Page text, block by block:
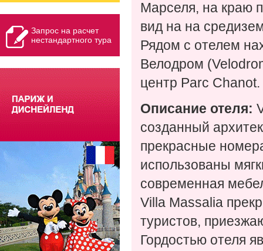
Запрос на расчет
нестандартного тура
Марселя, на краю
вид на на
Рядом с отелем
Велодром
центр Parc Chanot.
Описание отеля:
созданный
прекрасные
использованы
современная
Villa Massalia
туристов,
Гордостью отеля